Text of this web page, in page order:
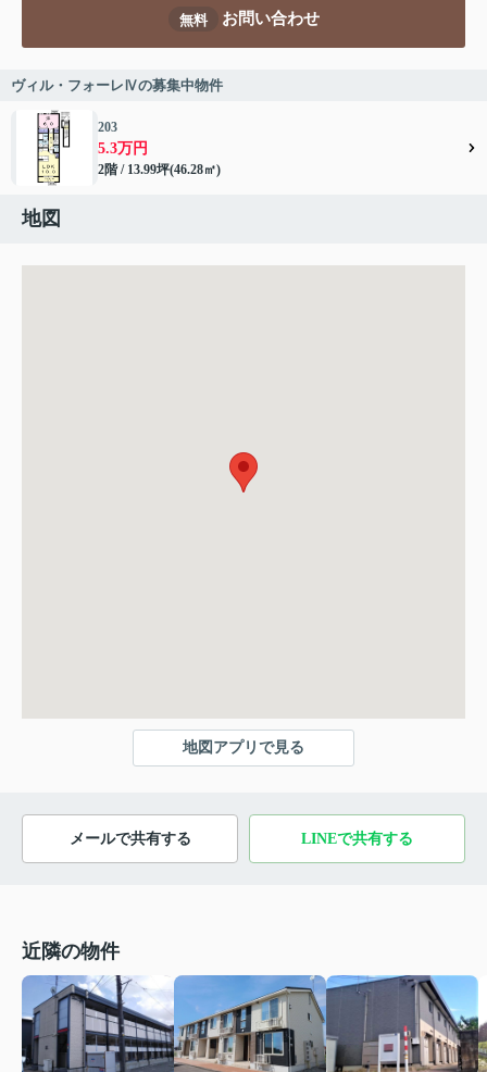
無料 お問い合わせ
ヴィル・フォーレⅣの募集中物件
203
5.3万円
2階 / 13.99坪(46.28㎡)
地図
地図アプリで見る
メールで共有する LINEで共有する
近隣の物件